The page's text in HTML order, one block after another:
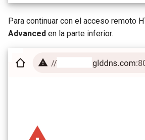
Para continuar con el acceso remoto
Advanced en la parte inferior.